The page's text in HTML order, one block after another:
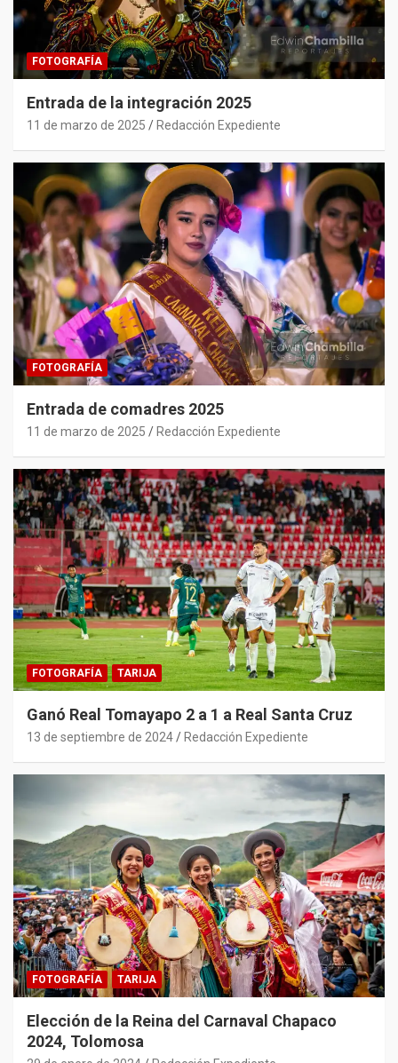
FOTOGRAFÍA
Entrada de la integración 2025
11 de marzo de 2025 Redacción Expediente
FOTOGRAFÍA
Entrada de comadres 2025
11 de marzo de 2025 Redacción Expediente
FOTOGRAFÍA TARIJA
Ganó Real Tomayapo 2 a 1 a Real Santa Cruz
13 de septiembre de 2024 Redacción Expediente
FOTOGRAFÍA TARIJA
Elección de la Reina del Carnaval Chapaco
2024, Tolomosa